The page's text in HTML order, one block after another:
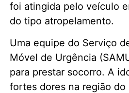
foi atingida pelo veículo
do tipo atropelamento.
Uma equipe do Serviço
Móvel de Urgência
para prestar socorro. A
fortes dores na região do